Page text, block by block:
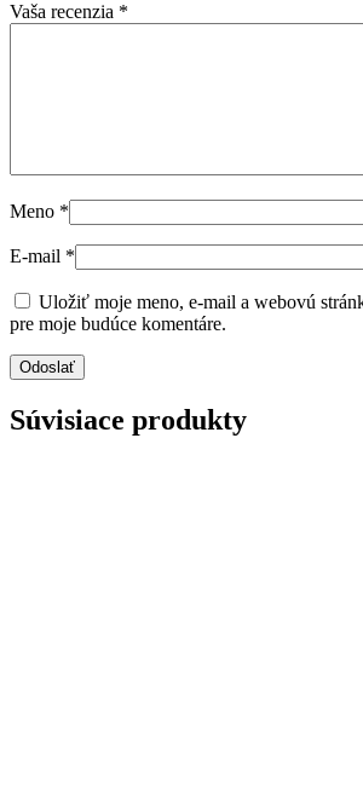
Vaša recenzia *
Meno *
E-mail *
Uložiť moje meno, e-mail a webovú
pre moje budúce komentáre.
Súvisiace produkty